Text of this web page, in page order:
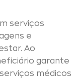
serviços
e
Ao
garante
médicos